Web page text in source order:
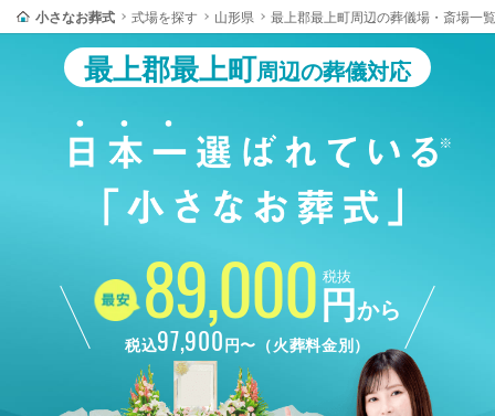
小さなお葬式 式場を探す 山形県 最上郡最上町周辺の葬儀場・斎場一覧
最上郡最上町周辺の葬儀対応
89,000 税抜
円から
税込97,900円〜（火葬料金別）